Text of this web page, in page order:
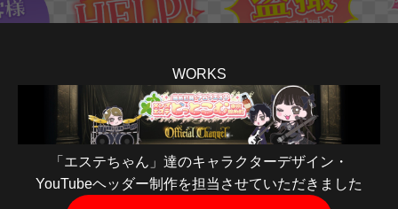
WORKS
「エステちゃん」達のキャラクターデザイン・
YouTubeヘッダー制作を担当させていただきました